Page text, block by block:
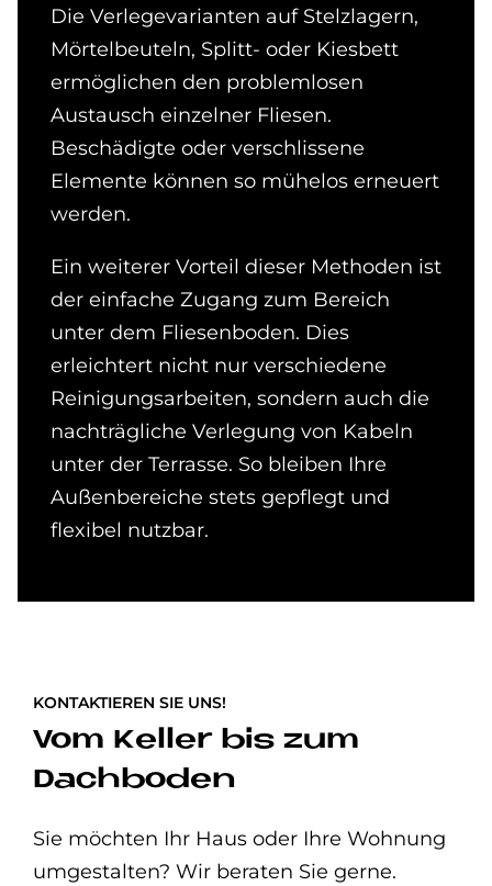
Die Verlegevarianten auf Stelzlagern,
Mörtelbeuteln, Splitt- oder Kiesbett
ermöglichen den problemlosen
Austausch einzelner Fliesen.
Beschädigte oder verschlissene
Elemente können so mühelos erneuert
werden.
Ein weiterer Vorteil dieser Methoden ist
der einfache Zugang zum Bereich
unter dem Fliesenboden. Dies
erleichtert nicht nur verschiedene
Reinigungsarbeiten, sondern auch die
nachträgliche Verlegung von Kabeln
unter der Terrasse. So bleiben Ihre
Außenbereiche stets gepflegt und
flexibel nutzbar.
KONTAKTIEREN SIE UNS!
Vom Keller bis zum
Dachboden
Sie möchten Ihr Haus oder Ihre Wohnung
umgestalten? Wir beraten Sie gerne.